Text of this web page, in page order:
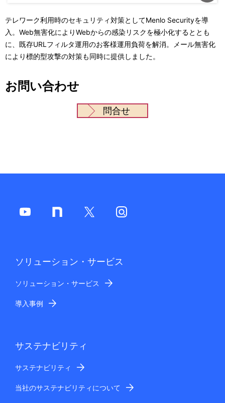
テレワーク利用時のセキュリティ対策としてMenlo Securityを導
入。Web無害化によりWebからの感染リスクを極小化するととも
に、既存URLフィルタ運用のお客様運用負荷を解消。メール無害化
により標的型攻撃の対策も同時に提供しました。
お問い合わせ
問合せ
ソリューション・サービス
ソリューション・サービス
導入事例
サステナビリティ
サステナビリティ
当社のサステナビリティについて